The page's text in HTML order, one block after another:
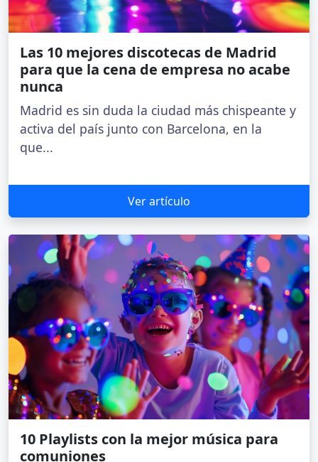
Las 10 mejores discotecas de Madrid
para que la cena de empresa no acabe
nunca
Madrid es sin duda la ciudad más chispeante y
activa del país junto con Barcelona, en la
que...
Ver artículo
10 Playlists con la mejor música para
comuniones